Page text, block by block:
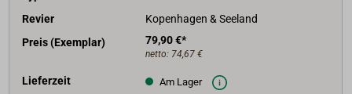
Revier
Kopenhagen & Seeland
Preis (Exemplar)
79,90 €*
netto: 74,67 €
Lieferzeit Am Lager